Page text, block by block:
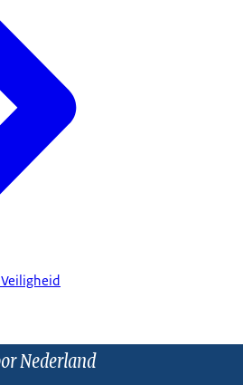
Nederland